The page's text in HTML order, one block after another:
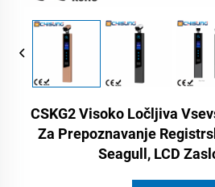
CSKG2 Visoko Ločljiva
Za Prepoznavanje
Seagull, LCD